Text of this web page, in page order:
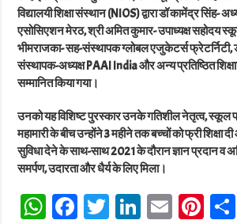
विद्यालयी शिक्षा संस्थान (NIOS) द्वारा डॉ कामेंद्र सिंह-
एसोसिएशन मेरठ, श्री अमित कुमार- उपाध्यक्ष सहोदय
भीमराजका- सह-संस्थापक ग्लोबल एजुकेटर्स फ्रेटर्निटी,
संस्थापक-अध्यक्ष PAAI India और अन्य प्रतिष्ठित
सम्मानित किया गया।
उनको यह विशिष्ट पुरस्कार उनके गतिशील नेतृत्व,
महामारी के बीच उन्होंने 3 महीने तक बच्चों को फ्री शिक्षा
सुविधा देने के साथ-साथ 2021 के दौरान ज्ञान प्रदान व
समर्पण, उदारता और धैर्य के लिए मिला।
W Fa T Li E Pi